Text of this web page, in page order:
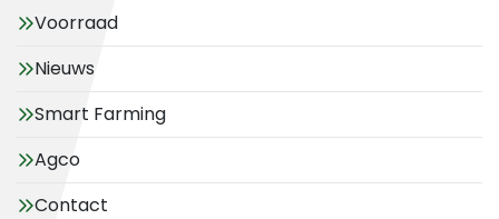
Voorraad
Nieuws
Smart Farming
Agco
Contact